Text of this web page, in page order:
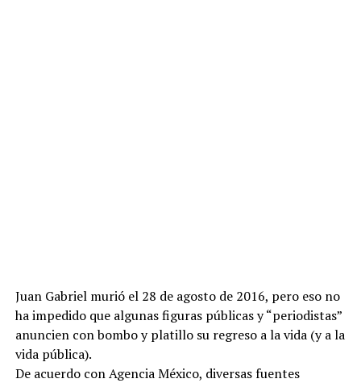
Juan Gabriel murió el 28 de agosto de 2016, pero eso no
ha impedido que algunas figuras públicas y “periodistas”
anuncien con bombo y platillo su regreso a la vida (y a la
vida pública).
De acuerdo con Agencia México, diversas fuentes